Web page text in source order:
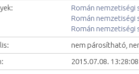
Román nemzetiségi
Román nemzetiségi
Román nemzetiségi
nem párosítható,
2015.07.08. 13:28:08